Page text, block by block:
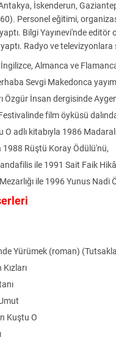
İskenderun,
Personel eğitimi,
Bilgi Yayınevi'nde
yaptı. Radyo ve
Almanca ve
Sevgi Makedonca
Özgür İnsan dergisinde
film öyküsü
O adlı kitabıyla 1986
1988 Rüştü Koray Ödülü'nü,
ile 1991 Sait Faik
ile 1996 Yunus Nadi
Yürümek (roman)
Kuştu O